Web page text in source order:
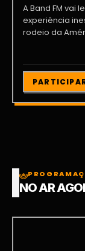
A Band FM vai
experiência
NO AR